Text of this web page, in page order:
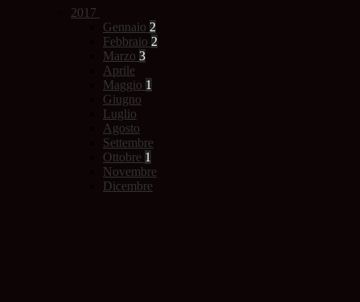
2017
Gennaio 2
Febbraio 2
Marzo 3
Aprile
Maggio 1
Giugno
Luglio
Agosto
Settembre
Ottobre 1
Novembre
Dicembre